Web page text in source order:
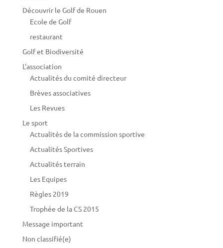
Découvrir le Golf de Rouen
Ecole de Golf
restaurant
Golf et Biodiversité
L'association
Actualités du comité directeur
Brèves associatives
Les Revues
Le sport
Actualités de la commission sportive
Actualités Sportives
Actualités terrain
Les Equipes
Règles 2019
Trophée de la CS 2015
Message important
Non classifié(e)